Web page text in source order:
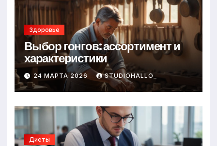
Здоровье
Выбор гонгов: ассортимент и
характеристики
24 МАРТА 2026 STUDIOHALLO_
Диеты